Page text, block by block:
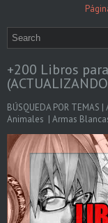
+200 Libros
BÚSQUEDA POR
Animales | Armas